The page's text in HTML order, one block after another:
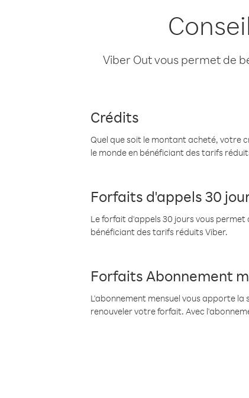
Viber Out vous permet de
Crédits
Quel que soit le montant acheté, votre
le monde en bénéficiant des tarifs
Forfaits d'appels 30
Le forfait d'appels 30 jours vous
bénéficiant des tarifs réduits Viber.
Forfaits Abonnement
L'abonnement mensuel vous apporte
renouveler votre forfait. Avec